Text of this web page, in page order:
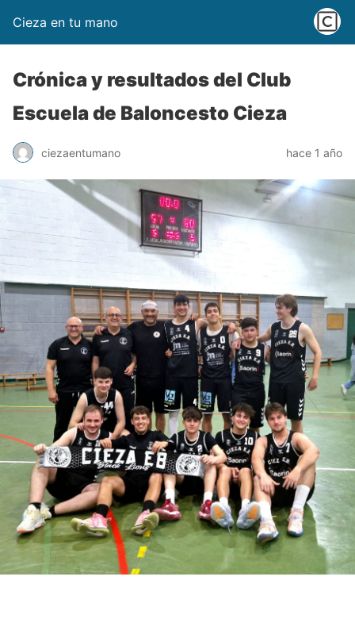
Cieza en tu mano
Crónica y resultados del Club
Escuela de Baloncesto Cieza
ciezaentumano hace 1 año